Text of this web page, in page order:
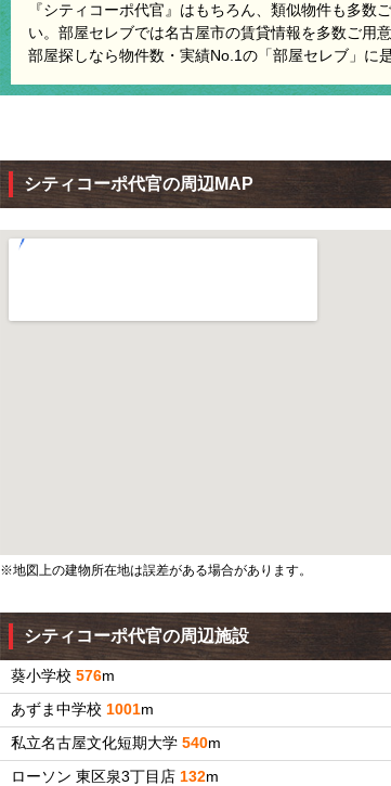
『シティコーポ代官』はもちろん、類似物件も多数
い。部屋セレブでは名古屋市の賃貸情報を多数ご用
部屋探しなら物件数・実績No.1の「部屋セレブ」に
シティコーポ代官の周辺MAP
※地図上の建物所在地は誤差がある場合があります。
シティコーポ代官の周辺施設
葵小学校 576m
あずま中学校 1001m
私立名古屋文化短期大学 540m
ローソン 東区泉3丁目店 132m